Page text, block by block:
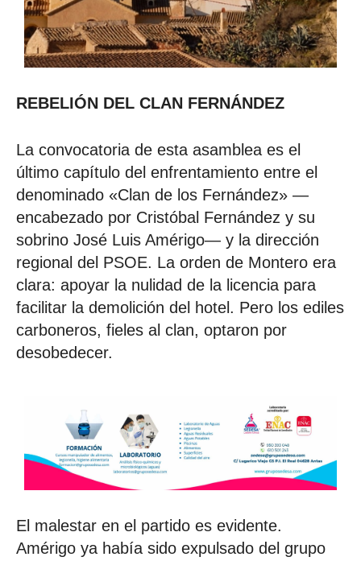
REBELIÓN DEL CLAN FERNÁNDEZ
La convocatoria de esta asamblea es el
último capítulo del enfrentamiento entre el
denominado «Clan de los Fernández» —
encabezado por Cristóbal Fernández y su
sobrino José Luis Amérigo— y la dirección
regional del PSOE. La orden de Montero era
clara: apoyar la nulidad de la licencia para
facilitar la demolición del hotel. Pero los ediles
carboneros, fieles al clan, optaron por
desobedecer.
El malestar en el partido es evidente.
Amérigo ya había sido expulsado del grupo